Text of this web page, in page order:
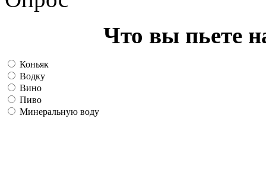
Что вы пьете
Коньяк
Водку
Вино
Пиво
Минеральную воду